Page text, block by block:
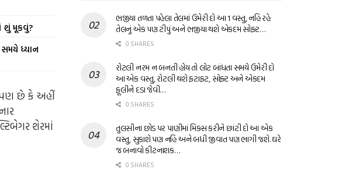
શું મૂકવું?
ધ્યાન
પણ છે કે અહીં
શેરમાં
ભજીયા તળતા પહેલા તેલમાં ઉમેરી દો આ 1 વસ્તુ, નહિ રહે
તેલનું એક પણ ટીપું અને ભજીયા થશે એકદમ સોફ્ટ…
0 SHARES
રોટલી નરમ ન બનતી હોય તો લોટ બાંધતા સમયે ઉમેરી દો
આ એક વસ્તુ, રોટલી થશે ફટાફટ, સોફ્ટ અને એકદમ
ફૂલીને દડા જેવી…
0 SHARES
તુલસીના છોડ પર પાણીમાં મિક્સ કરીને છાંટી દો આ એક
વસ્તુ, સુકાશે પણ નહિ અને બધી જીવાત પણ ભાગી જશે. ઘરે
જ બનાવો કીટનાશક…
0 SHARES